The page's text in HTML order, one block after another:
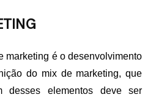
marketing é o desenvolvimento
do mix de marketing, que
elementos deve ser